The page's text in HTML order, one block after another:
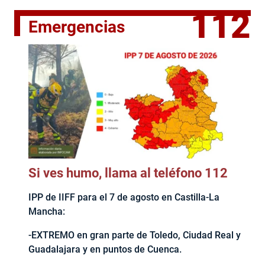
Emergencias 112
Si ves humo, llama al teléfono 112
IPP de IIFF para el 7 de agosto en Castilla-La
Mancha:
-EXTREMO en gran parte de Toledo, Ciudad Real y
Guadalajara y en puntos de Cuenca.